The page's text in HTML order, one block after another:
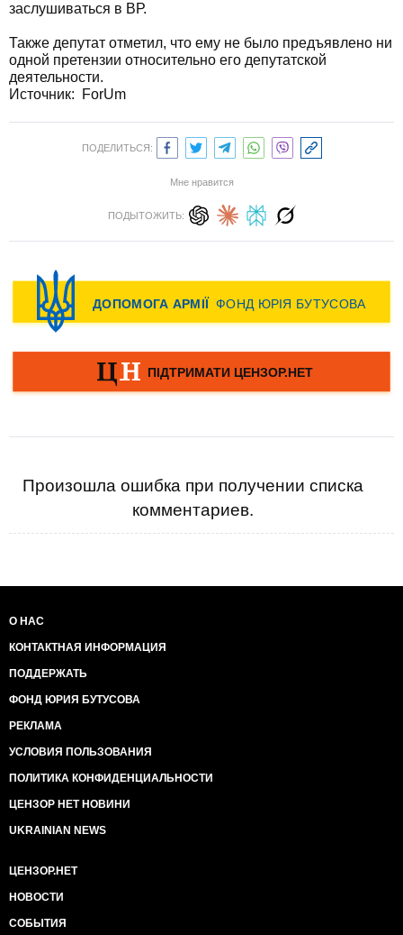
заслушиваться в ВР.
Также депутат отметил, что ему не было предъявлено ни
одной претензии относительно его депутатской
деятельности.
Источник:
ForUm
ПОДЕЛИТЬСЯ:
Мне нравится
ПОДЫТОЖИТЬ:
Произошла ошибка при получении списка
комментариев.
О НАС
КОНТАКТНАЯ ИНФОРМАЦИЯ
ПОДДЕРЖАТЬ
ФОНД ЮРИЯ БУТУСОВА
РЕКЛАМА
УСЛОВИЯ ПОЛЬЗОВАНИЯ
ПОЛИТИКА КОНФИДЕНЦИАЛЬНОСТИ
ЦЕНЗОР НЕТ НОВИНИ
UKRAINIAN NEWS
ЦЕНЗОР.НЕТ
НОВОСТИ
СОБЫТИЯ